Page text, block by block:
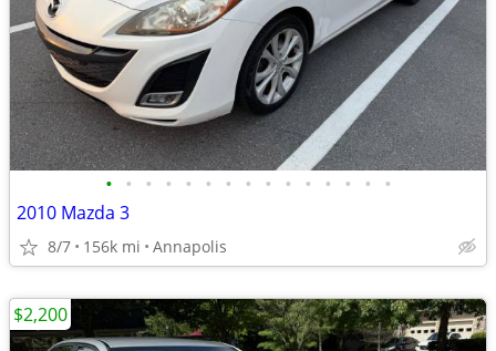
• • • • • • • • • • • • • • •
2010 Mazda 3
8/7 156k mi Annapolis
$2,200